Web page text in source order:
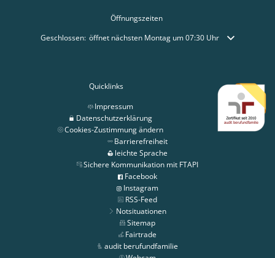
Öffnungszeiten
Klicken, um weitere Öffnungs- oder Schließzeiten auszublenden
Geschlossen: öffnet nächsten Montag um 07:30 Uhr
Quicklinks
Impressum
Datenschutzerklärung
Cookies-Zustimmung ändern
Barrierefreiheit
leichte Sprache
Sichere Kommunikation mit FTAPI
Facebook
Instagram
RSS-Feed
Notsituationen
Sitemap
Fairtrade
audit berufundfamilie